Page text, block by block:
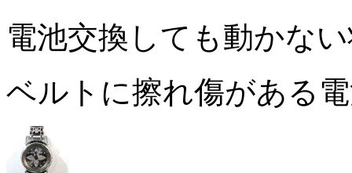
電池交換しても動かな
ベルトに擦れ傷がある